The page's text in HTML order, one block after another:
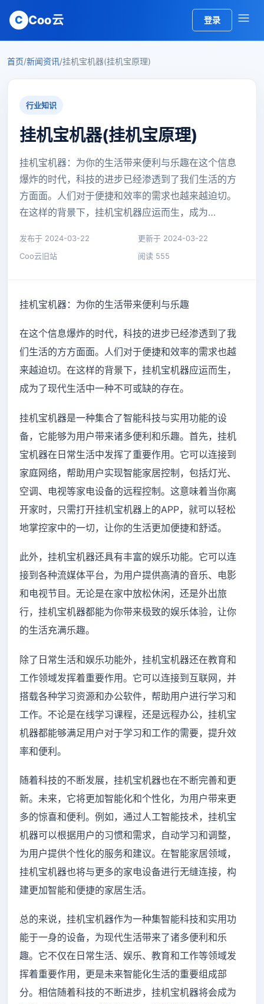
C Coo云 登录
首页/新闻资讯/挂机宝机器(挂机宝原理)
行业知识
挂机宝机器(挂机宝原理)
挂机宝机器：为你的生活带来便利与乐趣在这个信息
爆炸的时代，科技的进步已经渗透到了我们生活的方
方面面。人们对于便捷和效率的需求也越来越迫切。
在这样的背景下，挂机宝机器应运而生，成为…
发布于 2024-03-22
更新于 2024-03-22
Coo云旧站
阅读 555
挂机宝机器：为你的生活带来便利与乐趣
在这个信息爆炸的时代，科技的进步已经渗透到了我
们生活的方方面面。人们对于便捷和效率的需求也越
来越迫切。在这样的背景下，挂机宝机器应运而生，
成为了现代生活中一种不可或缺的存在。
挂机宝机器是一种集合了智能科技与实用功能的设
备，它能够为用户带来诸多便利和乐趣。首先，挂机
宝机器在日常生活中发挥了重要作用。它可以连接到
家庭网络，帮助用户实现智能家居控制，包括灯光、
空调、电视等家电设备的远程控制。这意味着当你离
开家时，只需打开挂机宝机器上的APP，就可以轻松
地掌控家中的一切，让你的生活更加便捷和舒适。
此外，挂机宝机器还具有丰富的娱乐功能。它可以连
接到各种流媒体平台，为用户提供高清的音乐、电影
和电视节目。无论是在家中放松休闲，还是外出旅
行，挂机宝机器都能为你带来极致的娱乐体验，让你
的生活充满乐趣。
除了日常生活和娱乐功能外，挂机宝机器还在教育和
工作领域发挥着重要作用。它可以连接到互联网，并
搭载各种学习资源和办公软件，帮助用户进行学习和
工作。不论是在线学习课程，还是远程办公，挂机宝
机器都能够满足用户对于学习和工作的需要，提升效
率和便利。
随着科技的不断发展，挂机宝机器也在不断完善和更
新。未来，它将更加智能化和个性化，为用户带来更
多的惊喜和便利。例如，通过人工智能技术，挂机宝
机器可以根据用户的习惯和需求，自动学习和调整，
为用户提供个性化的服务和建议。在智能家居领域，
挂机宝机器也将与更多的家电设备进行无缝连接，构
建更加智能和便捷的家居生活。
总的来说，挂机宝机器作为一种集智能科技和实用功
能于一身的设备，为现代生活带来了诸多便利和乐
趣。它不仅在日常生活、娱乐、教育和工作等领域发
挥着重要作用，更是未来智能化生活的重要组成部
分。相信随着科技的不断进步，挂机宝机器将会成为